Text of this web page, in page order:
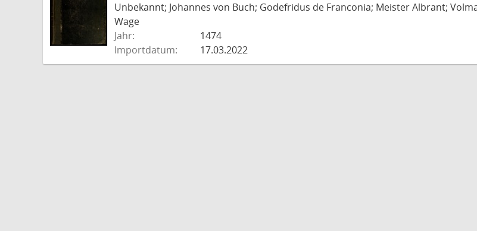
Unbekannt; Johannes von Buch; Godefridus de Franconia; Meister Albrant;
Wage
Jahr:
1474
Importdatum:
17.03.2022